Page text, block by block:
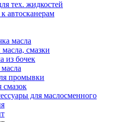
тех. жидкостей
автосканерам
масла
смазки
из бочек
промывки
для маслосменного